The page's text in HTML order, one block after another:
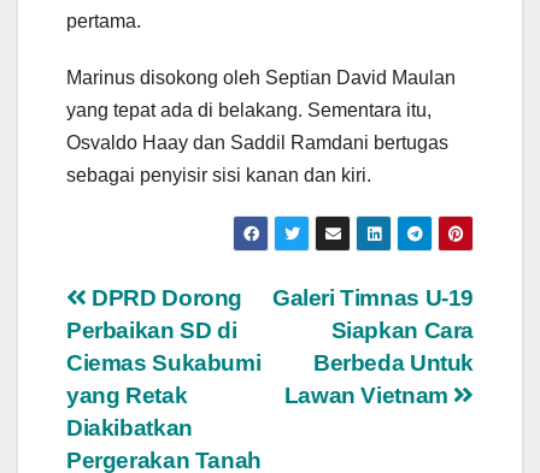
pertama.
Marinus disokong oleh Septian David Maulan
yang tepat ada di belakang. Sementara itu,
Osvaldo Haay dan Saddil Ramdani bertugas
sebagai penyisir sisi kanan dan kiri.
Navigasi
pos
Galeri Timnas U-19
Siapkan Cara
Berbeda Untuk
Lawan Vietnam
DPRD Dorong
Perbaikan SD di
Ciemas Sukabumi
yang Retak
Diakibatkan
Pergerakan Tanah